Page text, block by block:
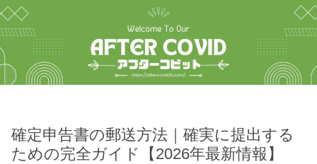
確定申告書の郵送方法｜確実に提出する
ための完全ガイド【2026年最新情報】